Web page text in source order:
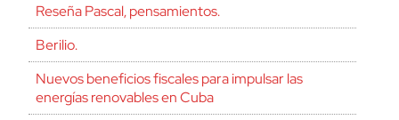
Reseña Pascal, pensamientos.
Berilio.
Nuevos beneficios fiscales para impulsar las
energías renovables en Cuba